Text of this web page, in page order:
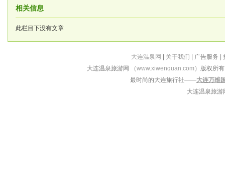
相关信息
此栏目下没有文章
大连温泉网 关于我们 | 广告服务 |
大连温泉旅游网 （www.xiwenquan.com ）版权所
最时尚的大连旅行社——大连万维
大连温泉旅